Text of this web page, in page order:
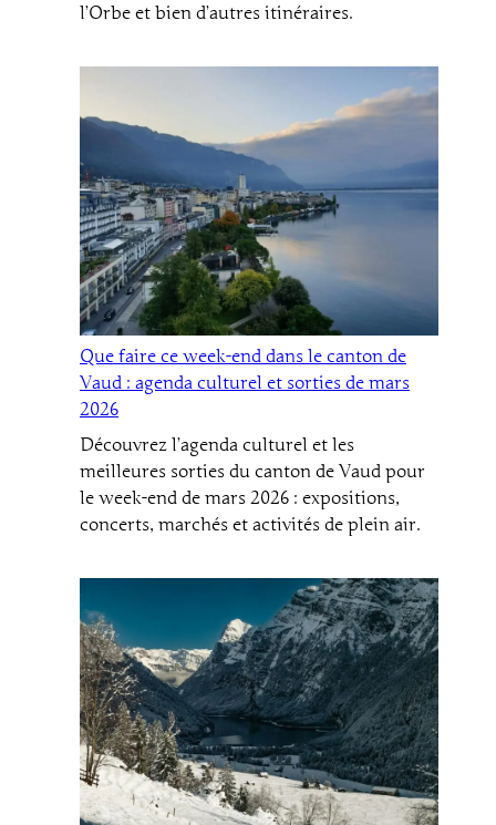
l’Orbe et bien d’autres itinéraires.
Que faire ce week-end dans le canton de
Vaud : agenda culturel et sorties de mars
2026
Découvrez l’agenda culturel et les
meilleures sorties du canton de Vaud pour
le week-end de mars 2026 : expositions,
concerts, marchés et activités de plein air.